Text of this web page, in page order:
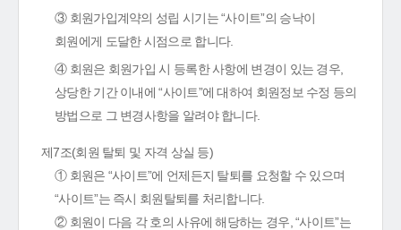
③ 회원가입계약의 성립 시기는 “사이트”의 승낙이
회원에게 도달한 시점으로 합니다.
④ 회원은 회원가입 시 등록한 사항에 변경이 있는 경우,
상당한 기간 이내에 “사이트”에 대하여 회원정보 수정 등의
방법으로 그 변경사항을 알려야 합니다.
제7조(회원 탈퇴 및 자격 상실 등)
① 회원은 “사이트”에 언제든지 탈퇴를 요청할 수 있으며
“사이트”는 즉시 회원탈퇴를 처리합니다.
② 회원이 다음 각 호의 사유에 해당하는 경우, “사이트”는